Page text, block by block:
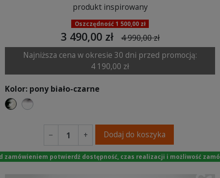
produkt inspirowany
Oszczędność 1 500,00 zł
3 490,00 zł 4 990,00 zł
Najniższa cena w okresie 30 dni przed promocją:
4 190,00 zł
Kolor: pony biało-czarne
pony biało-czarne
pony biało-brązowe
− + Dodaj do koszyka
zamówieniem potwierdź dostępność, czas realizacji i możliwość